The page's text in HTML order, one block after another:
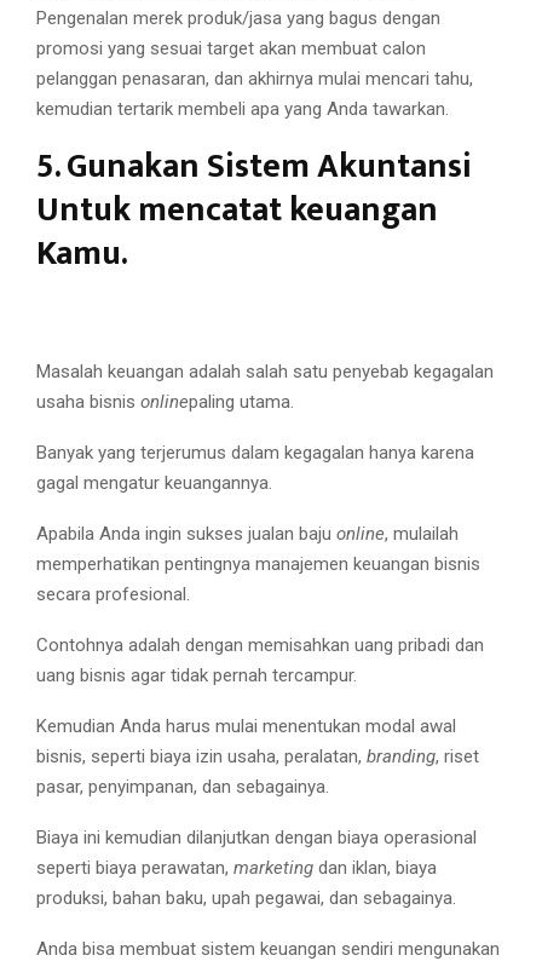
Pengenalan merek produk/jasa yang bagus dengan
promosi yang sesuai target akan membuat calon
pelanggan penasaran, dan akhirnya mulai mencari tahu,
kemudian tertarik membeli apa yang Anda tawarkan.
5. Gunakan Sistem Akuntansi
Untuk mencatat keuangan
Kamu.
Masalah keuangan adalah salah satu penyebab kegagalan
usaha bisnis onlinepaling utama.
Banyak yang terjerumus dalam kegagalan hanya karena
gagal mengatur keuangannya.
Apabila Anda ingin sukses jualan baju online, mulailah
memperhatikan pentingnya manajemen keuangan bisnis
secara profesional.
Contohnya adalah dengan memisahkan uang pribadi dan
uang bisnis agar tidak pernah tercampur.
Kemudian Anda harus mulai menentukan modal awal
bisnis, seperti biaya izin usaha, peralatan, branding, riset
pasar, penyimpanan, dan sebagainya.
Biaya ini kemudian dilanjutkan dengan biaya operasional
seperti biaya perawatan, marketing dan iklan, biaya
produksi, bahan baku, upah pegawai, dan sebagainya.
Anda bisa membuat sistem keuangan sendiri mengunakan